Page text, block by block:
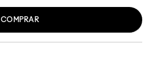
COMPRAR